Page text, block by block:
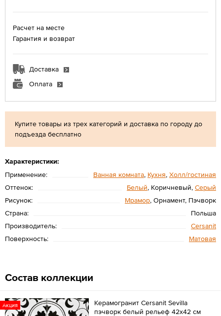
Купите товары из трех категорий и доставка по городу до
подъезда бесплатно
Характеристики:
Применение:
Ванная комната, Кухня, Холл/гостиная
Оттенок:
Белый, Коричневый, Серый
Рисунок:
Мрамор, Орнамент, Пэчворк
Страна:
Польша
Производитель:
Cersanit
Поверхность:
Матовая
Расчет на месте
Гарантия и возврат
Доставка
Оплата
Состав коллекции
Акция
Керамогранит Cersanit Sevilla
пэчворк белый рельеф 42x42 см